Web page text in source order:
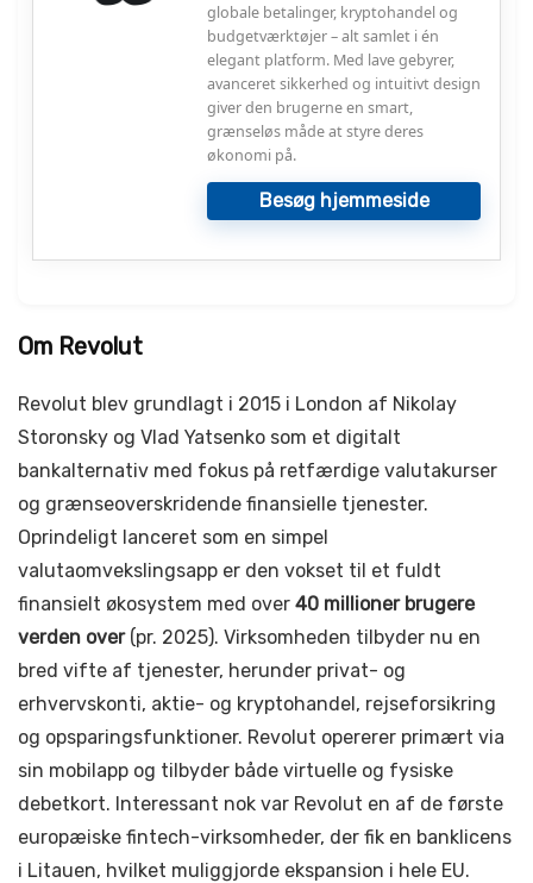
globale betalinger, kryptohandel og
budgetværktøjer – alt samlet i én
elegant platform. Med lave gebyrer,
avanceret sikkerhed og intuitivt design
giver den brugerne en smart,
grænseløs måde at styre deres
økonomi på.
Besøg hjemmeside
Om Revolut
Revolut blev grundlagt i 2015 i London af Nikolay
Storonsky og Vlad Yatsenko som et digitalt
bankalternativ med fokus på retfærdige valutakurser
og grænseoverskridende finansielle tjenester.
Oprindeligt lanceret som en simpel
valutaomvekslingsapp er den vokset til et fuldt
finansielt økosystem med over 40 millioner brugere
verden over(pr. 2025). Virksomheden tilbyder nu en
bred vifte af tjenester, herunder privat- og
erhvervskonti, aktie- og kryptohandel, rejseforsikring
og opsparingsfunktioner. Revolut opererer primært via
sin mobilapp og tilbyder både virtuelle og fysiske
debetkort. Interessant nok var Revolut en af de første
europæiske fintech-virksomheder, der fik en banklicens
i Litauen, hvilket muliggjorde ekspansion i hele EU.